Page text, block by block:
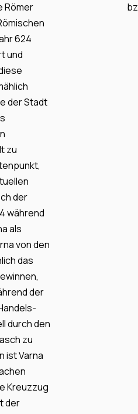
Römer
624
und
der Stadt
zu
der
während
als
von den
das
der
durch den
zu
ist Varna
Kreuzzug
der